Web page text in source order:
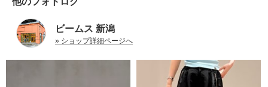
ビームス 新潟
» ショップ詳細ページへ